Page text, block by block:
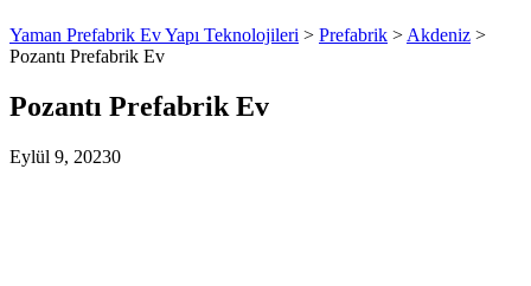
Yaman Prefabrik Ev Yapı Teknolojileri > Prefabrik > Akdeniz >
Pozantı Prefabrik Ev
Pozantı Prefabrik Ev
Eylül 9, 20230